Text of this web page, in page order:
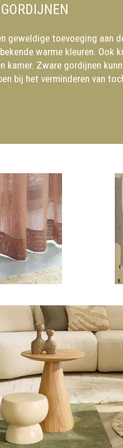
geweldige toevoeging aan
warme kleuren. Ook
kamer. Zware gordijnen
bij het verminderen van